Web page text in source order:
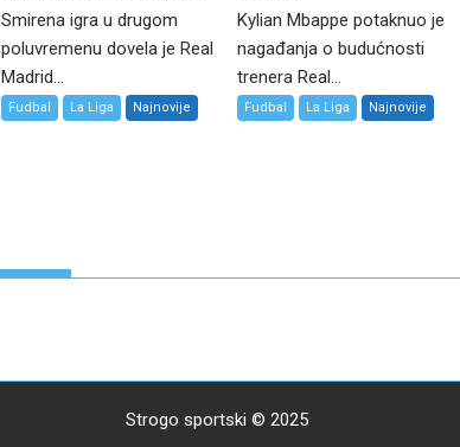
Smirena igra u drugom
poluvremenu dovela je Real
Madrid...
Fudbal La Liga Najnovije
Kylian Mbappe potaknuo je
nagađanja o budućnosti
trenera Real...
Fudbal La Liga Najnovije
Strogo sportski © 2025